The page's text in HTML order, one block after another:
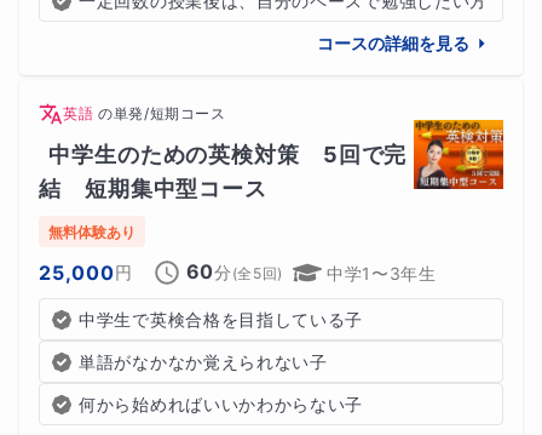
コースの詳細を見る
英語 の単発/短期コース
中学生のための英検対策　5回で完
結　短期集中型コース
無料体験あり
25,000円 60分 (全 5回) 中学1〜3年生
中学生で英検合格を目指している子
単語がなかなか覚えられない子
何から始めればいいかわからない子